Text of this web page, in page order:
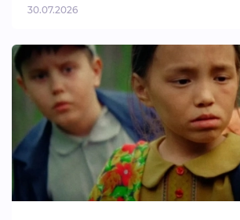
30.07.2026